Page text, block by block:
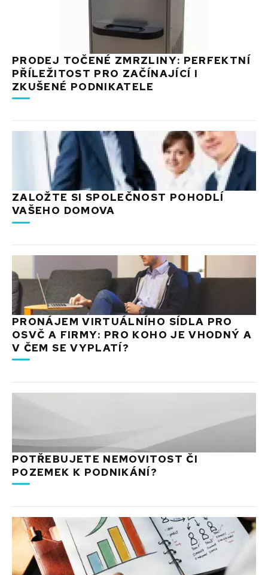
PRODEJ TOČENÉ ZMRZLINY: PERFEKTNÍ
PŘÍLEŽITOST PRO ZAČÍNAJÍCÍ I
ZKUŠENÉ PODNIKATELE
ZALOŽTE SI SPOLEČNOST POHODLÍ
VAŠEHO DOMOVA
PRONÁJEM VIRTUÁLNÍHO SÍDLA PRO
OSVČ A FIRMY: PRO KOHO JE VHODNÝ A
V ČEM SE VYPLATÍ?
POTŘEBUJETE NEMOVITOST ČI
POZEMEK K PODNIKÁNÍ?